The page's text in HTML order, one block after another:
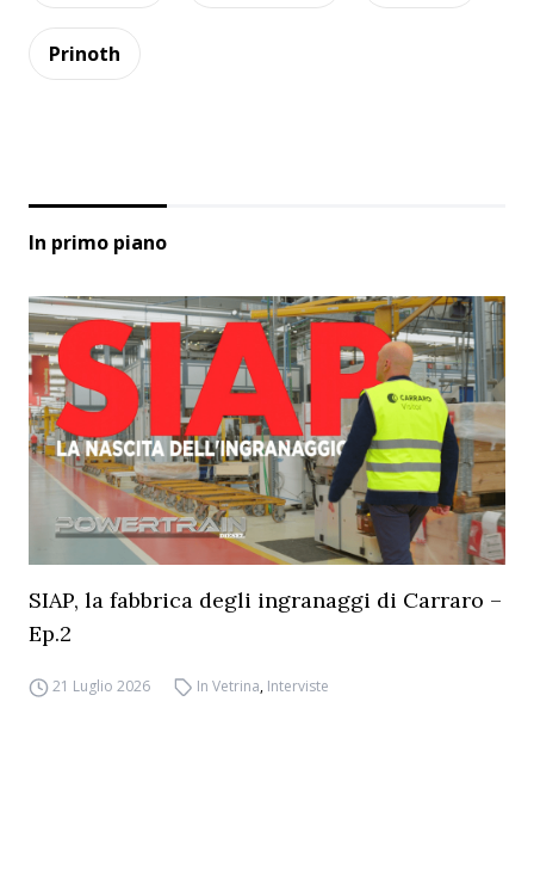
Prinoth
In primo piano
SIAP, la fabbrica degli ingranaggi di Carraro –
Ep.2
21 Luglio 2026 In Vetrina, Interviste